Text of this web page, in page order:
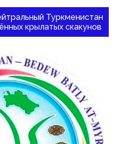
Туркменистан
крылатых скакунов